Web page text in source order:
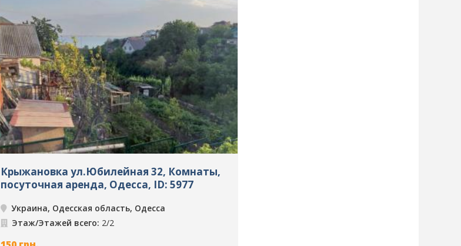
Крыжановка ул.Юбилейная 32, Комнаты,
посуточная аренда, Одесса, ID: 5977
Украина, Одесская область, Одесса
Этаж/Этажей всего: 2/2